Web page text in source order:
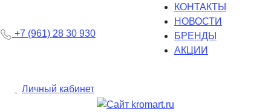
+7 (961) 28 30 930
КОНТАКТЫ
НОВОСТИ
БРЕНДЫ
АКЦИИ
Личный кабинет